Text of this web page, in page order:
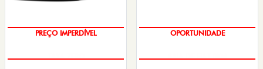
PREÇO IMPERDÍVEL OPORTUNIDADE